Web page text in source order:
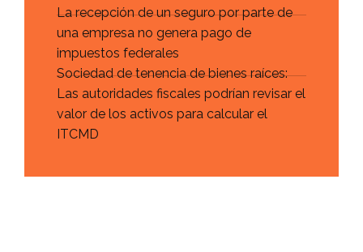
La recepción de un seguro por parte de
una empresa no genera pago de
impuestos federales
Sociedad de tenencia de bienes raíces:
Las autoridades fiscales podrían revisar el
valor de los activos para calcular el
ITCMD